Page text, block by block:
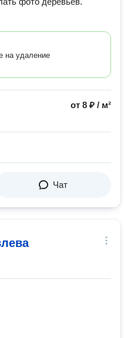
на удаление
от 8 ₽ / м²
Чат